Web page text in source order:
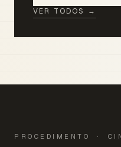
VER TODOS →
PROCEDIMENTO ·